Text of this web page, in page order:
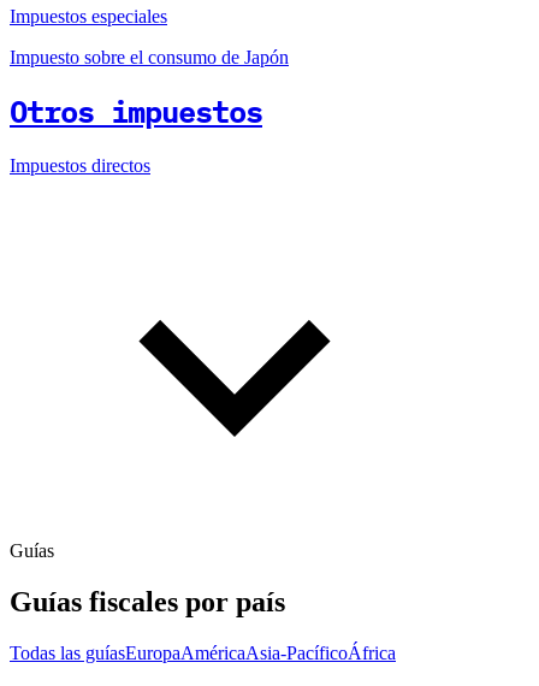
Impuestos especiales
Impuesto sobre el consumo de Japón
Otros impuestos
Impuestos directos
Guías
Guías fiscales por país
Todas las guíasEuropaAméricaAsia-PacíficoÁfrica